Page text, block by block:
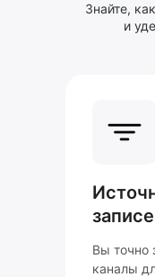
Знайте,
и
Вы точно
каналы